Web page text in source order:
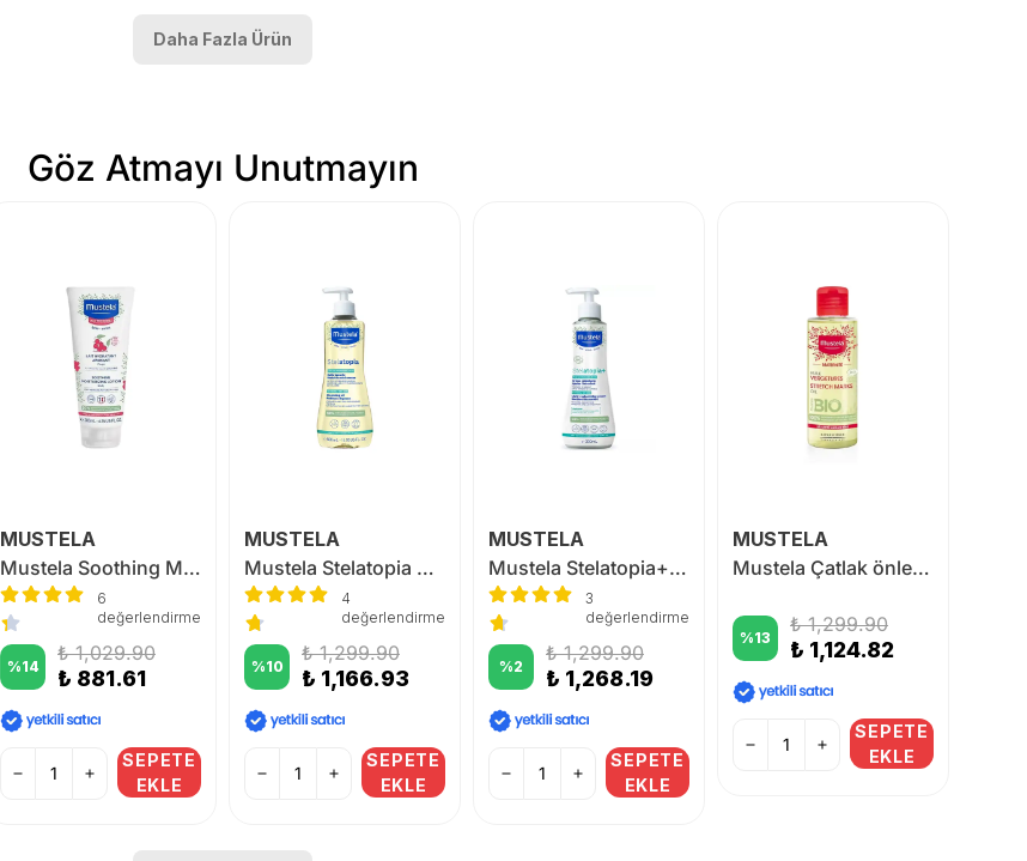
Daha Fazla Ürün
Göz Atmayı Unutmayın
MUSTELA
Mustela Soothing Moisturizing Lotion 200ml
6
değerlendirme
%14
₺ 1,029.90
₺ 881.61
SEPETE
EKLE
MUSTELA
Mustela Stelatopia Cleansing Oil 500 ml
4
değerlendirme
%10
₺ 1,299.90
₺ 1,166.93
SEPETE
EKLE
MUSTELA
Mustela Stelatopia+ Lipid Replenishing Cream 300 ml
3
değerlendirme
%2
₺ 1,299.90
₺ 1,268.19
SEPETE
EKLE
MUSTELA
Mustela Çatlak önleyici Yağ 105 ml
%13
₺ 1,299.90
₺ 1,124.82
SEPETE
EKLE